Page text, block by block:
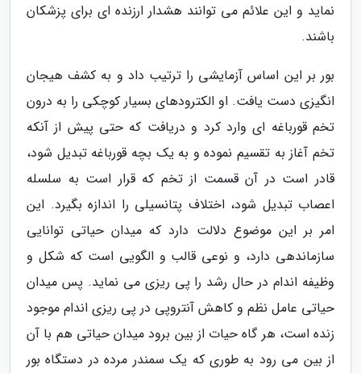
نماید و این علائم می توانند هشدار ارزنده ای برای پزشکان
باشند.
بور بر این اساس آزمایشی را ترتیب داد و به کشف هیجان
انگیزی دست یافت. او الکترودهای بسیار کوچکی را به درون
تخم قورباغه ای وارد کرد و دریافت که حتی پیش از آنکه
تخم آغاز به تقسیم نموده و به یک بچه قورباغه تبدیل شود،
قادر است در آن قسمت از تخم که قرار است به سلسله
اعصاب تبدیل شود، اختلاف پتانسیلی را اندازه بگیرد. این
امر بر این موضوع دلالت دارد که میدان حیاتی توانایی
سازماندهی دارد، و نوعی قالب و الگویی است که شکل و
وظیفه اندام در حال رشد را پی ریزی می نماید. پس میدان
حیاتی عامل نظم و کاهش آنتروپی در پی ریزی اندام موجود
زنده است، هر گاه حیات از بین برود میدان حیاتی هم با آن
از بین می رود به طوری که یک سمندر مرده در دستگاه بور